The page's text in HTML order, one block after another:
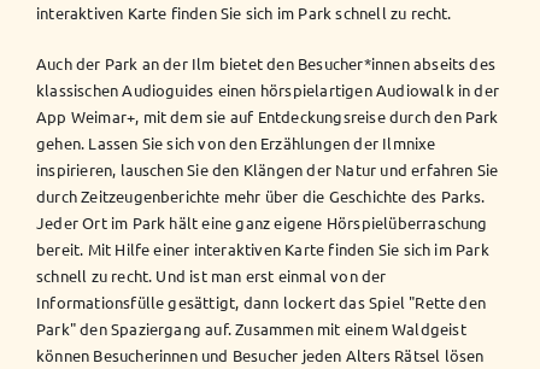
interaktiven Karte finden Sie sich im Park schnell zu recht.
Auch der Park an der Ilm bietet den Besucher*innen abseits des
klassischen Audioguides einen hörspielartigen Audiowalk in der
App Weimar+, mit dem sie auf Entdeckungsreise durch den Park
gehen. Lassen Sie sich von den Erzählungen der Ilmnixe
inspirieren, lauschen Sie den Klängen der Natur und erfahren Sie
durch Zeitzeugenberichte mehr über die Geschichte des Parks.
Jeder Ort im Park hält eine ganz eigene Hörspielüberraschung
bereit. Mit Hilfe einer interaktiven Karte finden Sie sich im Park
schnell zu recht. Und ist man erst einmal von der
Informationsfülle gesättigt, dann lockert das Spiel "Rette den
Park" den Spaziergang auf. Zusammen mit einem Waldgeist
können Besucherinnen und Besucher jeden Alters Rätsel lösen